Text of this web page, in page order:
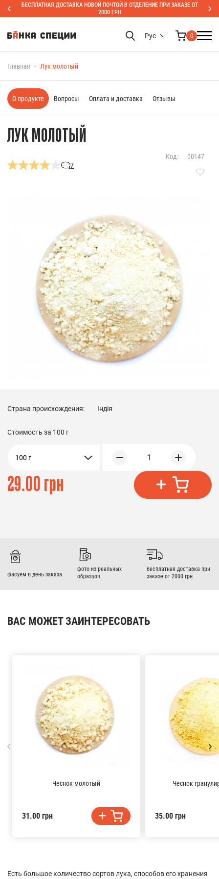
БЕСПЛАТНАЯ ДОСТАВКА НОВОЙ ПОЧТОЙ В ОТДЕЛЕНИЕ ПРИ ЗАКАЗЕ ОТ
2000 ГРН
Рус 0
Главная Лук молотый
ЛУК МОЛОТЫЙ
7
Код: 00147
Страна происхождения: Індія
Стоимость за 100 г
100 г 1
29.00 грн
О продукте Вопросы Оплата и доставка Отзывы
фасуем в день заказа
фото из реальных
образцов
бесплатная доставка при
заказе от 2000 грн
Есть большое количество сортов лука, способов его хранения
ВАС МОЖЕТ ЗАИНТЕРЕСОВАТЬ
Чеснок молотый
31.00 грн
Чеснок
35.00 грн